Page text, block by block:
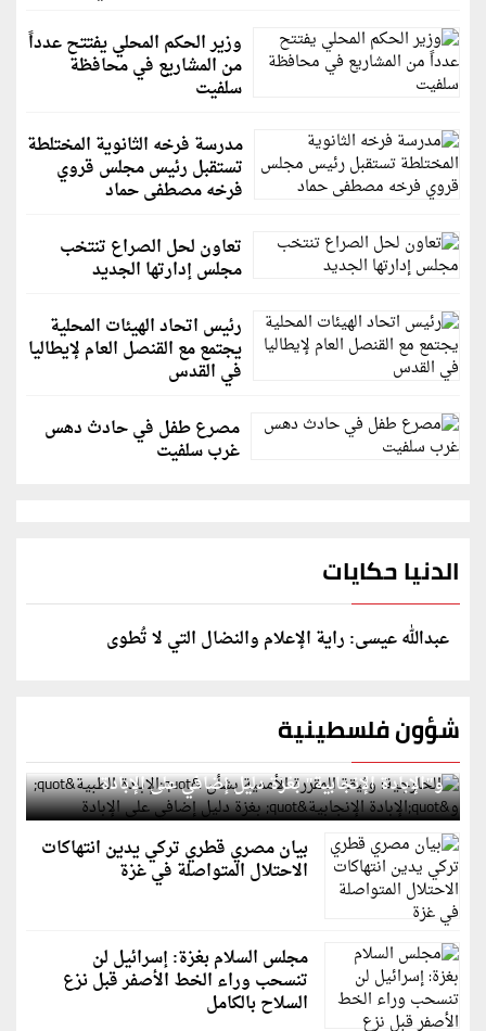
وزير الحكم المحلي يفتتح عدداً
من المشاريع في محافظة
سلفيت
مدرسة فرخه الثانوية المختلطة
تستقبل رئيس مجلس قروي
فرخه مصطفى حماد
تعاون لحل الصراع تنتخب
مجلس إدارتها الجديد
رئيس اتحاد الهيئات المحلية
يجتمع مع القنصل العام لإيطاليا
في القدس
مصرع طفل في حادث دهس
غرب سلفيت
الدنيا حكايات
عبدالله عيسى: راية الإعلام والنضال التي لا تُطوى
شؤون فلسطينية
الخارجية: وثيقة المقررة الأممية بشأن "الإبادة الطبية"
و"الإبادة الإنجابية" بغزة دليل إضافي على الإبادة
بيان مصري قطري تركي يدين انتهاكات
الاحتلال المتواصلة في غزة
مجلس السلام بغزة: إسرائيل لن
تنسحب وراء الخط الأصفر قبل نزع
السلاح بالكامل